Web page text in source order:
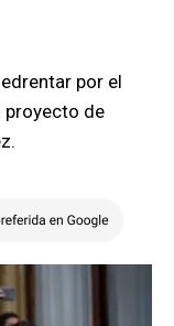
por el
proyecto de